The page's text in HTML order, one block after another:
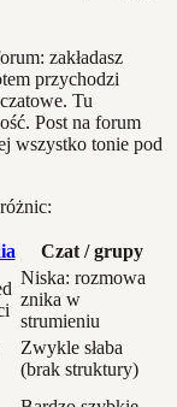
zakładasz
przychodzi
Tu
Post na forum
wszystko tonie pod
Czat / grupy
Niska: rozmowa
znika w
strumieniu
Zwykle słaba
(brak struktury)